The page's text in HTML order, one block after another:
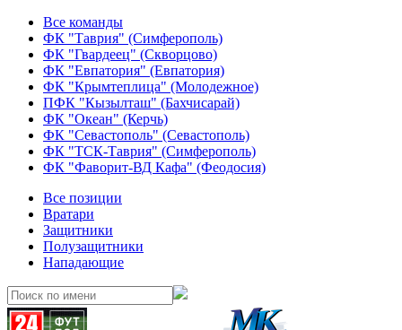
Все команды
ФК "Таврия" (Симферополь)
ФК "Гвардеец" (Скворцово)
ФК "Евпатория" (Евпатория)
ФК "Крымтеплица" (Молодежное)
ПФК "Кызылташ" (Бахчисарай)
ФК "Океан" (Керчь)
ФК "Севастополь" (Севастополь)
ФК "ТСК-Таврия" (Симферополь)
ФК "Фаворит-ВД Кафа" (Феодосия)
Все позиции
Вратари
Защитники
Полузащитники
Нападающие